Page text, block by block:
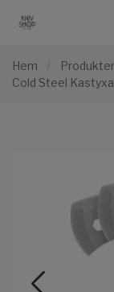
Hem / Produkter
Cold Steel